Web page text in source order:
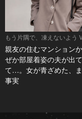
もう片隅で、凍えないよう
親友の住むマンション
ぜか部屋着姿の夫が出
て…。女が青ざめた、
事実